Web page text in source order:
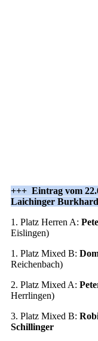
+++ Eintrag vom
Laichinger
1. Platz Herren A:
Eislingen)
1. Platz Mixed B:
Reichenbach)
2. Platz Mixed A:
Herrlingen)
3. Platz Mixed B:
Schillinger